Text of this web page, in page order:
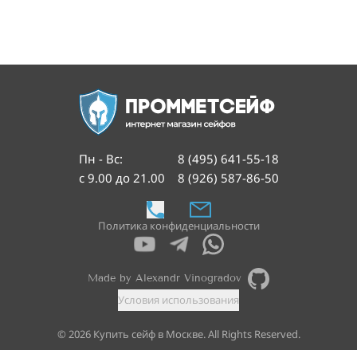
Пн - Вс:
с 9.00 до 21.00
8 (495) 641-55-18
8 (926) 587-86-50
Политика конфиденциальности
Условия использования
© 2026Купить сейф в Москве. All Rights Reserved.
Made by Alexandr Vinogradov